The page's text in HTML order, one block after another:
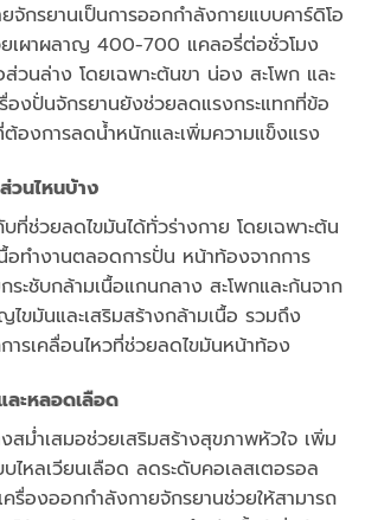
จักรยานเป็นการออกกำลังกายแบบคาร์ดิโอ
เผาผลาญ 400-700 แคลอรี่ต่อชั่วโมง
ส่วนล่าง โดยเฉพาะต้นขา น่อง สะโพก และ
องปั่นจักรยานยังช่วยลดแรงกระแทกที่ข้อ
ต้องการลดน้ำหนักและเพิ่มความแข็งแรง
วนไหนบ้าง
ที่ช่วยลดไขมันได้ทั่วร่างกาย โดยเฉพาะต้น
อทำงานตลอดการปั่น หน้าท้องจากการ
ะชับกล้ามเนื้อแกนกลาง สะโพกและก้นจาก
ไขมันและเสริมสร้างกล้ามเนื้อ รวมถึง
ารเคลื่อนไหวที่ช่วยลดไขมันหน้าท้อง
ละหลอดเลือด
สม่ำเสมอช่วยเสริมสร้างสุขภาพหัวใจ เพิ่ม
ไหลเวียนเลือด ลดระดับคอเลสเตอรอล
รื่องออกกำลังกายจักรยานช่วยให้สามารถ